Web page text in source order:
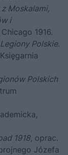
Moskalami,
i
1916.
Legiony Polskie.
Polskich
1918, oprac.
Józefa